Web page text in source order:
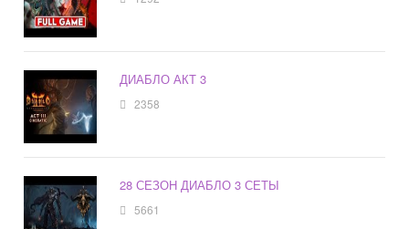
ДИАБЛО АКТ 3
2358
28 СЕЗОН ДИАБЛО 3 СЕТЫ
5661